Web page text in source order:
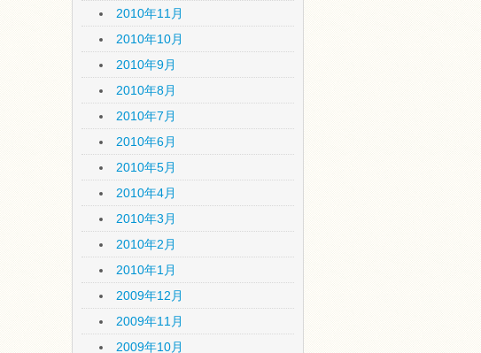
2010年11月
2010年10月
2010年9月
2010年8月
2010年7月
2010年6月
2010年5月
2010年4月
2010年3月
2010年2月
2010年1月
2009年12月
2009年11月
2009年10月